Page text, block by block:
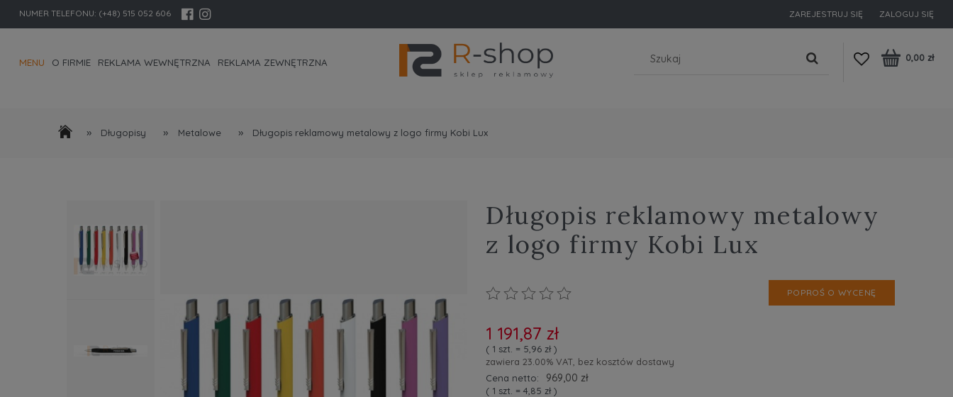
NUMER TELEFONU: (+48) 515 052 606 ZAREJESTRUJ SIĘ ZALOGUJ SIĘ
MENU O FIRMIE REKLAMA WEWNĘTRZNA REKLAMA ZEWNĘTRZNA 0,00 zł
» Długopisy » Metalowe » Długopis reklamowy metalowy z logo firmy Kobi Lux
Długopis reklamowy metalowy
z logo firmy Kobi Lux
POPROŚ O WYCENĘ
1 191,87 zł
( 1 szt. = 5,96 zł )
zawiera 23.00% VAT, bez kosztów dostawy
Cena netto:
969,00 zł
( 1 szt. = 4,85 zł )